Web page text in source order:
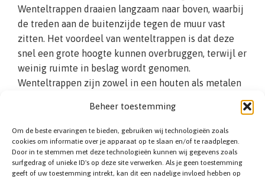
Beheer toestemming
Om de beste ervaringen te bieden, gebruiken wij technologieën zoals
cookies om informatie over je apparaat op te slaan en/of te raadplegen.
Door in te stemmen met deze technologieën kunnen wij gegevens zoals
surfgedrag of unieke ID's op deze site verwerken. Als je geen toestemming
geeft of uw toestemming intrekt, kan dit een nadelige invloed hebben op
Wenteltrappen draaien langzaam naar boven, waarbij
de treden aan de buitenzijde tegen de muur vast
zitten. Het voordeel van wenteltrappen is dat deze
snel een grote hoogte kunnen overbruggen, terwijl er
weinig ruimte in beslag wordt genomen.
Wenteltrappen zijn zowel in een houten als metalen
mogelijk om natuursteen of beton als basisproduct te
kiezen. Bij de wenteltrappen die wij aanbieden zit
over het algemeen aan beide zijden een trapleuning,
zodat u altijd veilig ondersteund naar boven en
beneden kunt.